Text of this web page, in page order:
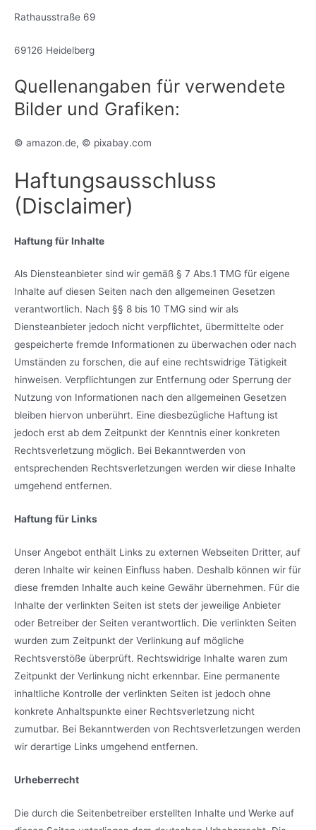
Rathausstraße 69
69126 Heidelberg
Quellenangaben für verwendete
Bilder und Grafiken:
© amazon.de, © pixabay.com
Haftungsausschluss
(Disclaimer)
Haftung für Inhalte
Als Diensteanbieter sind wir gemäß § 7 Abs.1 TMG für eigene
Inhalte auf diesen Seiten nach den allgemeinen Gesetzen
verantwortlich. Nach §§ 8 bis 10 TMG sind wir als
Diensteanbieter jedoch nicht verpflichtet, übermittelte oder
gespeicherte fremde Informationen zu überwachen oder nach
Umständen zu forschen, die auf eine rechtswidrige Tätigkeit
hinweisen. Verpflichtungen zur Entfernung oder Sperrung der
Nutzung von Informationen nach den allgemeinen Gesetzen
bleiben hiervon unberührt. Eine diesbezügliche Haftung ist
jedoch erst ab dem Zeitpunkt der Kenntnis einer konkreten
Rechtsverletzung möglich. Bei Bekanntwerden von
entsprechenden Rechtsverletzungen werden wir diese Inhalte
umgehend entfernen.
Haftung für Links
Unser Angebot enthält Links zu externen Webseiten Dritter, auf
deren Inhalte wir keinen Einfluss haben. Deshalb können wir für
diese fremden Inhalte auch keine Gewähr übernehmen. Für die
Inhalte der verlinkten Seiten ist stets der jeweilige Anbieter
oder Betreiber der Seiten verantwortlich. Die verlinkten Seiten
wurden zum Zeitpunkt der Verlinkung auf mögliche
Rechtsverstöße überprüft. Rechtswidrige Inhalte waren zum
Zeitpunkt der Verlinkung nicht erkennbar. Eine permanente
inhaltliche Kontrolle der verlinkten Seiten ist jedoch ohne
konkrete Anhaltspunkte einer Rechtsverletzung nicht
zumutbar. Bei Bekanntwerden von Rechtsverletzungen werden
wir derartige Links umgehend entfernen.
Urheberrecht
Die durch die Seitenbetreiber erstellten Inhalte und Werke auf